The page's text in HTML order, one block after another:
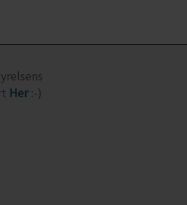
Her:-)